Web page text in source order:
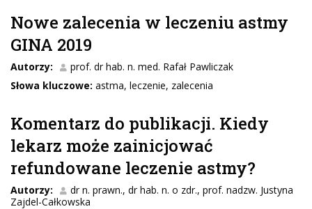
Nowe zalecenia w leczeniu astmy
GINA 2019
Autorzy:
prof. dr hab. n. med. Rafał Pawliczak
Słowa kluczowe: astma, leczenie, zalecenia
Komentarz do publikacji. Kiedy
lekarz może zainicjować
refundowane leczenie astmy?
Autorzy:
dr n. prawn., dr hab. n. o zdr., prof. nadzw. Justyna
Zajdel-Całkowska